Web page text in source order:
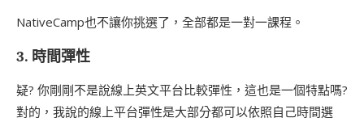
NativeCamp也不讓你挑選了，全部都是一對一課程。
3. 時間彈性
疑? 你剛剛不是說線上英文平台比較彈性，這也是一個特點嗎?
對的，我說的線上平台彈性是大部分都可以依照自己時間選